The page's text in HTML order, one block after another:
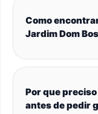
Como
Jardim Dom
Por que
antes de pedir